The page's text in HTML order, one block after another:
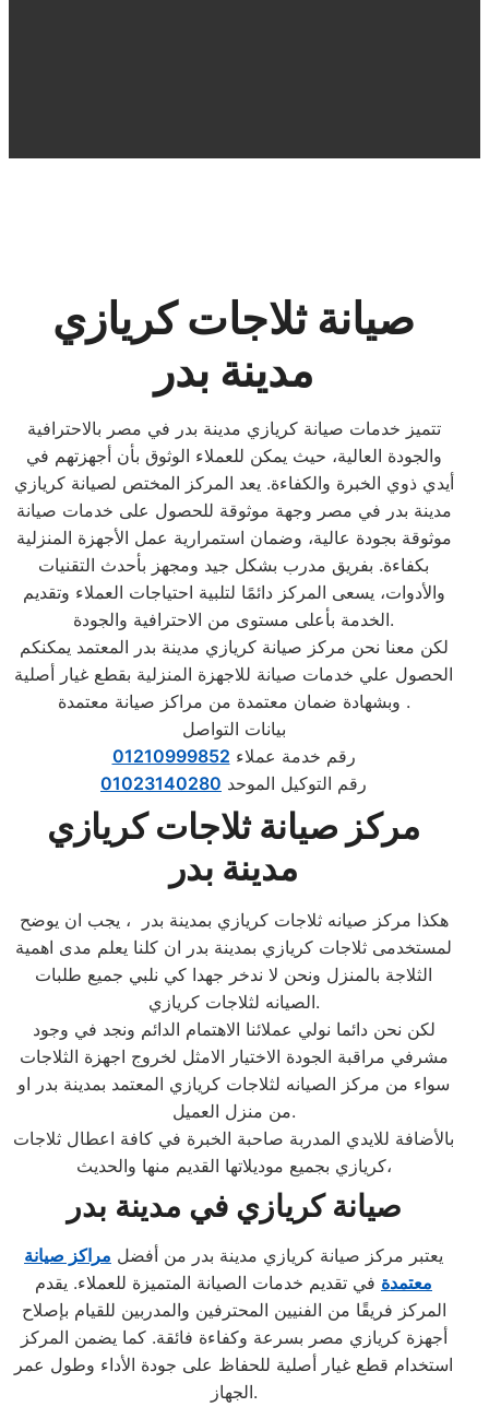
صيانة ثلاجات كريازي
مدينة بدر
تتميز خدمات صيانة كريازي مدينة بدر في مصر بالاحترافية
والجودة العالية، حيث يمكن للعملاء الوثوق بأن أجهزتهم في
أيدي ذوي الخبرة والكفاءة. يعد المركز المختص لصيانة كريازي
مدينة بدر في مصر وجهة موثوقة للحصول على خدمات صيانة
موثوقة بجودة عالية، وضمان استمرارية عمل الأجهزة المنزلية
بكفاءة. بفريق مدرب بشكل جيد ومجهز بأحدث التقنيات
والأدوات، يسعى المركز دائمًا لتلبية احتياجات العملاء وتقديم
الخدمة بأعلى مستوى من الاحترافية والجودة.
لكن معنا نحن مركز صيانة كريازي مدينة بدر المعتمد يمكنكم
الحصول علي خدمات صيانة للاجهزة المنزلية بقطع غيار أصلية
وبشهادة ضمان معتمدة من مراكز صيانة معتمدة .
بيانات التواصل
رقم خدمة عملاء 01210999852
رقم التوكيل الموحد 01023140280
مركز صيانة ثلاجات كريازي
مدينة بدر
هكذا مركز صيانه ثلاجات كريازي بمدينة بدر ، يجب ان يوضح
لمستخدمى ثلاجات كريازي بمدينة بدر ان كلنا يعلم مدى اهمية
الثلاجة بالمنزل ونحن لا ندخر جهدا كي نلبي جميع طلبات
الصيانه لثلاجات كريازي.
لكن نحن دائما نولي عملائنا الاهتمام الدائم ونجد في وجود
مشرفي مراقبة الجودة الاختيار الامثل لخروج اجهزة الثلاجات
سواء من مركز الصيانه لثلاجات كريازي المعتمد بمدينة بدر او
من منزل العميل.
بالأضافة للايدي المدربة صاحبة الخبرة في كافة اعطال ثلاجات
كريازي بجميع موديلاتها القديم منها والحديث،
صيانة كريازي في مدينة بدر
يعتبر مركز صيانة كريازي مدينة بدر من أفضل مراكز صيانة
معتمدة في تقديم خدمات الصيانة المتميزة للعملاء. يقدم
المركز فريقًا من الفنيين المحترفين والمدربين للقيام بإصلاح
أجهزة كريازي مصر بسرعة وكفاءة فائقة. كما يضمن المركز
استخدام قطع غيار أصلية للحفاظ على جودة الأداء وطول عمر
الجهاز.